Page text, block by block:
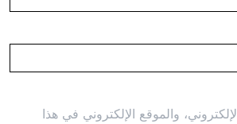
والموقع الإلكتروني في هذا